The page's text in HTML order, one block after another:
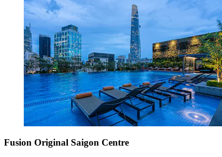
Fusion Original Saigon Centre